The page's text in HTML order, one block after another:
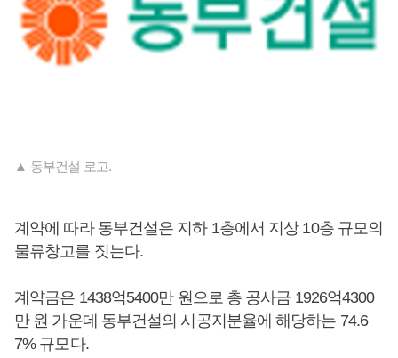
▲ 동부건설 로고.
계약에 따라 동부건설은 지하 1층에서 지상 10층 규모의
물류창고를 짓는다.
계약금은 1438억5400만 원으로 총 공사금 1926억4300
만 원 가운데 동부건설의 시공지분율에 해당하는 74.6
7% 규모다.